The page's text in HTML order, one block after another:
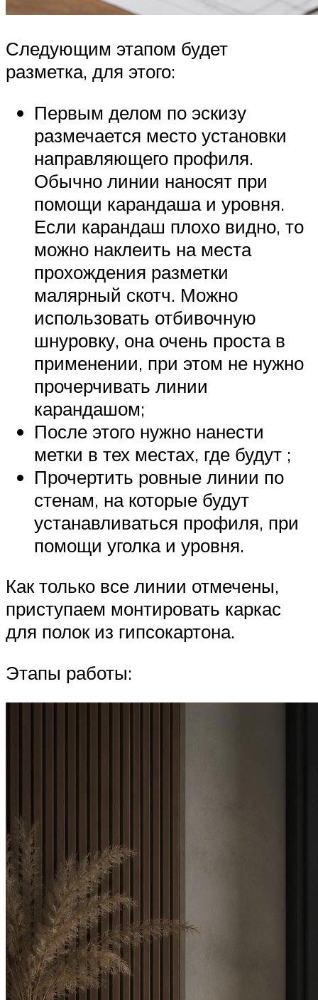
Следующим этапом будет
разметка, для этого:
Первым делом по эскизу
размечается место установки
направляющего профиля.
Обычно линии наносят при
помощи карандаша и уровня.
Если карандаш плохо видно, то
можно наклеить на места
прохождения разметки
малярный скотч. Можно
использовать отбивочную
шнуровку, она очень проста в
применении, при этом не нужно
прочерчивать линии
карандашом;
После этого нужно нанести
метки в тех местах, где будут ;
Прочертить ровные линии по
стенам, на которые будут
устанавливаться профиля, при
помощи уголка и уровня.
Как только все линии отмечены,
приступаем монтировать каркас
для полок из гипсокартона.
Этапы работы: